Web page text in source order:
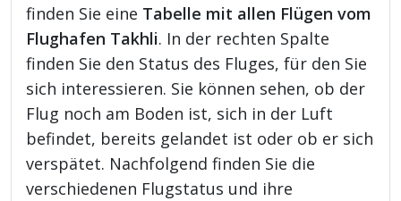
finden Sie eine Tabelle mit allen Flügen vom
Flughafen Takhli. In der rechten Spalte
finden Sie den Status des Fluges, für den Sie
sich interessieren. Sie können sehen, ob der
Flug noch am Boden ist, sich in der Luft
befindet, bereits gelandet ist oder ob er sich
verspätet. Nachfolgend finden Sie die
verschiedenen Flugstatus und ihre